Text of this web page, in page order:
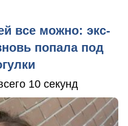
все можно: экс-
попала под
10 секунд